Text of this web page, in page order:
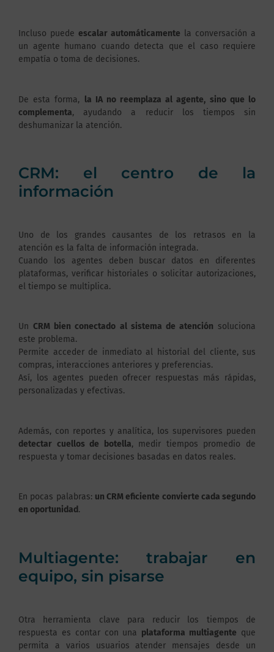
Incluso puede escalar automáticamente la conversación a
un agente humano cuando detecta que el caso requiere
empatía o toma de decisiones.
De esta forma, la IA no reemplaza al agente, sino que lo
complementa, ayudando a reducir los tiempos sin
deshumanizar la atención.
CRM: el centro de la
información
Uno de los grandes causantes de los retrasos en la
atención es la falta de información integrada.
Cuando los agentes deben buscar datos en diferentes
plataformas, verificar historiales o solicitar autorizaciones,
el tiempo se multiplica.
UnCRM bien conectado al sistema de atención soluciona
este problema.
Permite acceder de inmediato al historial del cliente, sus
compras, interacciones anteriores y preferencias.
Así, los agentes pueden ofrecer respuestas más rápidas,
personalizadas y efectivas.
Además, con reportes y analítica, los supervisores pueden
detectar cuellos de botella, medir tiempos promedio de
respuesta y tomar decisiones basadas en datos reales.
En pocas palabras: un CRM eficiente convierte cada segundo
en oportunidad .
Multiagente: trabajar en
equipo, sin pisarse
Otra herramienta clave para reducir los tiempos de
respuesta es contar con una plataforma multiagente que
permita a varios usuarios atender mensajes desde un